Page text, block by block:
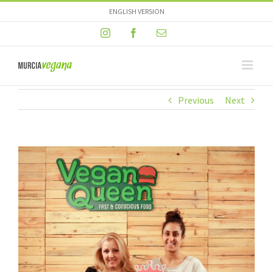
to
ENGLISH VERSION
InstagramFacebookEmail
Previous Next
View
Larger
Image